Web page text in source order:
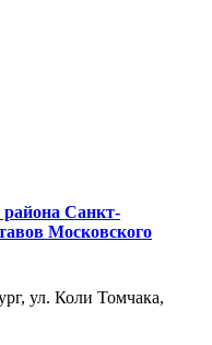
Санкт-
Московского
ул. Коли Томчака,